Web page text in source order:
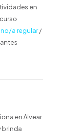
en
a regular/
en Alvear
brinda